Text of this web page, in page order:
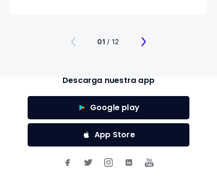
01 / 12
Descarga nuestra app
Google play
App Store